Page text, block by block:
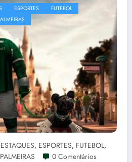
ESPORTES
FUTEBOL
, ESPORTES, FUTEBOL,
PALMEIRAS 0 Comentários